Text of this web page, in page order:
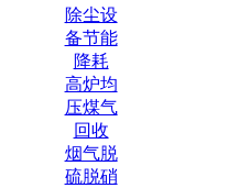
除尘设
备节能
降耗
高炉均
压煤气
回收
烟气脱
硫脱硝